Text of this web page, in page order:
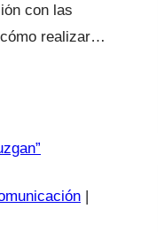
con las
realizar…
|